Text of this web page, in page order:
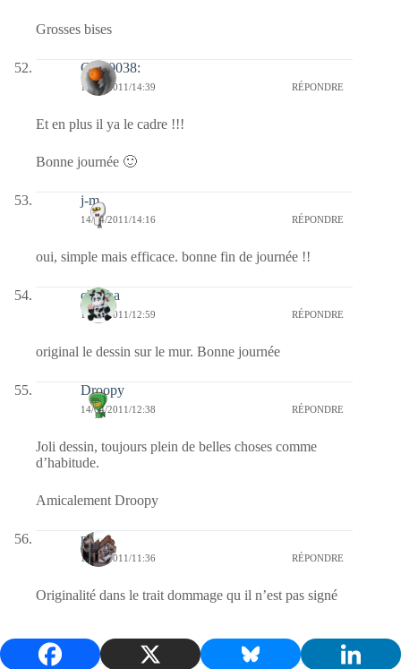
Grosses bises
Clo :0038:
14/04/2011/14:39 RÉPONDRE
Et en plus il ya le cadre !!!
Bonne journée 🙂
j-m
14/04/2011/14:16 RÉPONDRE
oui, simple mais efficace. bonne fin de journée !!
chacha
14/04/2011/12:59 RÉPONDRE
original le dessin sur le mur. Bonne journée
Droopy
14/04/2011/12:38 RÉPONDRE
Joli dessin, toujours plein de belles choses comme
d’habitude.
Amicalement Droopy
noelp
14/04/2011/11:36 RÉPONDRE
Originalité dans le trait dommage qu il n’est pas signé